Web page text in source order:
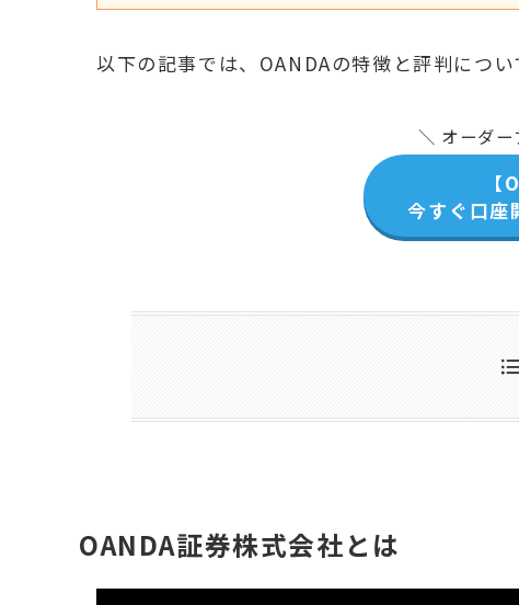
以下の記事では、OANDAの特徴と評判につい
＼ オーダー
【
今すぐ口座
OANDA証券株式会社とは